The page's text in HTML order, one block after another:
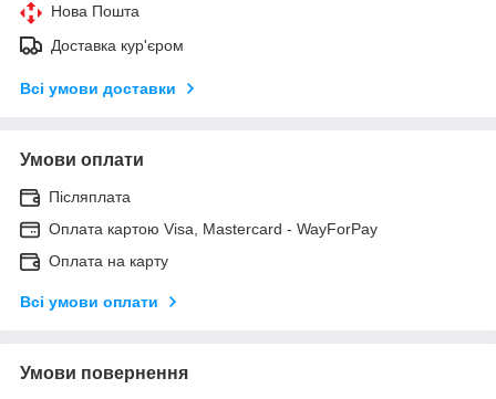
Нова Пошта
Доставка кур'єром
Всі умови доставки
Умови оплати
Післяплата
Оплата картою Visa, Mastercard - WayForPay
Оплата на карту
Всі умови оплати
Умови повернення